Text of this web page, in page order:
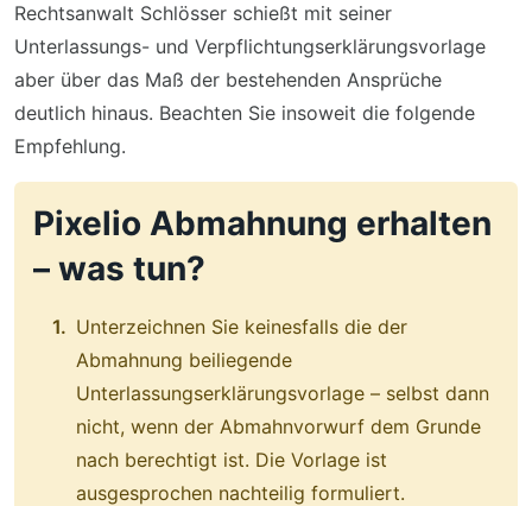
Rechtsanwalt Schlösser schießt mit seiner
Unterlassungs- und Verpflichtungserklärungsvorlage
aber über das Maß der bestehenden Ansprüche
deutlich hinaus. Beachten Sie insoweit die folgende
Empfehlung.
Pixelio Abmahnung erhalten
– was tun?
Unterzeichnen Sie keinesfalls die der
Abmahnung beiliegende
Unterlassungserklärungsvorlage – selbst dann
nicht, wenn der Abmahnvorwurf dem Grunde
nach berechtigt ist. Die Vorlage ist
ausgesprochen nachteilig formuliert.